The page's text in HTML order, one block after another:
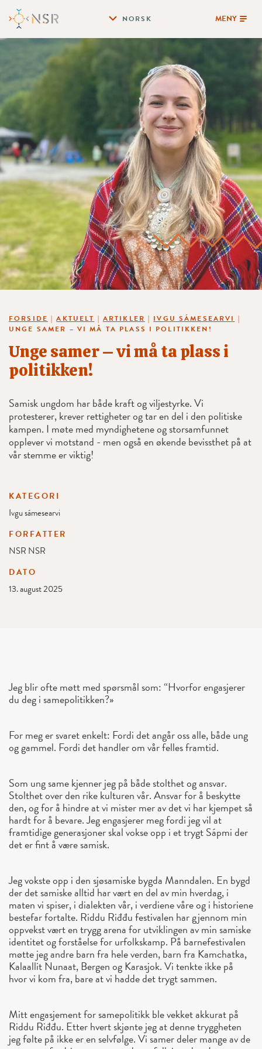
NORSK MENY
FORSIDE |AKTUELT | ARTIKLER | IVGU SÁMESEARVI |
UNGE SAMER – VI MÅ TA PLASS I POLITIKKEN!
Unge samer – vi må ta plass i
politikken!
Samisk ungdom har både kraft og viljestyrke. Vi
protesterer, krever rettigheter og tar en del i den politiske
kampen. I møte med myndighetene og storsamfunnet
opplever vi motstand - men også en økende bevissthet på at
vår stemme er viktig!
KATEGORI
Ivgu sámesearvi
FORFATTER
NSR NSR
DATO
13. august 2025
Jeg blir ofte møtt med spørsmål som: “Hvorfor engasjerer
du deg i samepolitikken?»
For meg er svaret enkelt: Fordi det angår oss alle, både ung
og gammel. Fordi det handler om vår felles framtid.
Som ung same kjenner jeg på både stolthet og ansvar.
Stolthet over den rike kulturen vår. Ansvar for å beskytte
den, og for å hindre at vi mister mer av det vi har kjempet så
hardt for å bevare. Jeg engasjerer meg fordi jeg vil at
framtidige generasjoner skal vokse opp i et trygt Sápmi der
det er fint å være samisk.
Jeg vokste opp i den sjøsamiske bygda Manndalen. En bygd
der det samiske alltid har vært en del av min hverdag, i
maten vi spiser, i dialekten vår, i verdiene våre og i historiene
bestefar fortalte. Riddu Riđđu festivalen har gjennom min
oppvekst vært en trygg arena for utviklingen av min samiske
identitet og forståelse for urfolkskamp. På barnefestivalen
møtte jeg andre barn fra hele verden, barn fra Kamchatka,
Kalaallit Nunaat, Bergen og Karasjok. Vi tenkte ikke på
hvor vi kom fra, bare at vi hadde det trygt sammen.
Mitt engasjement for samepolitikk ble vekket akkurat på
Riddu Riđđu. Etter hvert skjønte jeg at denne tryggheten
jeg følte på ikke er en selvfølge. Vi samer deler mange av de